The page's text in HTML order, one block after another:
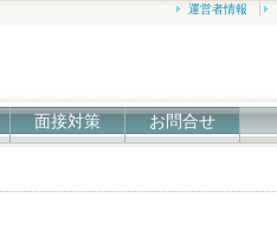
運営者情報
面接対策 お問合せ